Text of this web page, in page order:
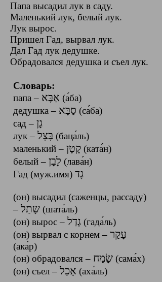
Папа высадил лук в саду.
Маленький лук, белый лук.
Лук вырос.
Пришел Гад, вырвал лук.
Дал Гад лук дедушке.
Обрадовался дедушка и съел лук.
Словарь:
папа ‎–‎ אַבָּא (а́ба)
дедушка ‎–‎ סַבָּא (са́ба)
сад – גָן
лук ‎–‎ בָּצָל (баца́ль)
маленький ‎–‎ קָטָן (ката́н)
белый ‎–‎ לָבָן (лава́н)
Гад (муж.имя) גָד
(он) высадил (саженцы, рассаду)
– שָתַל (шата́ль)
(он) вырос – גָדַל (гада́ль)
(он) вырвал с корнем – עָקַר
(ака́р)
(он) обрадовался ‎–‎ שָׂמַח (сама́х)
(он) съел – אָכַל (аха́ль)